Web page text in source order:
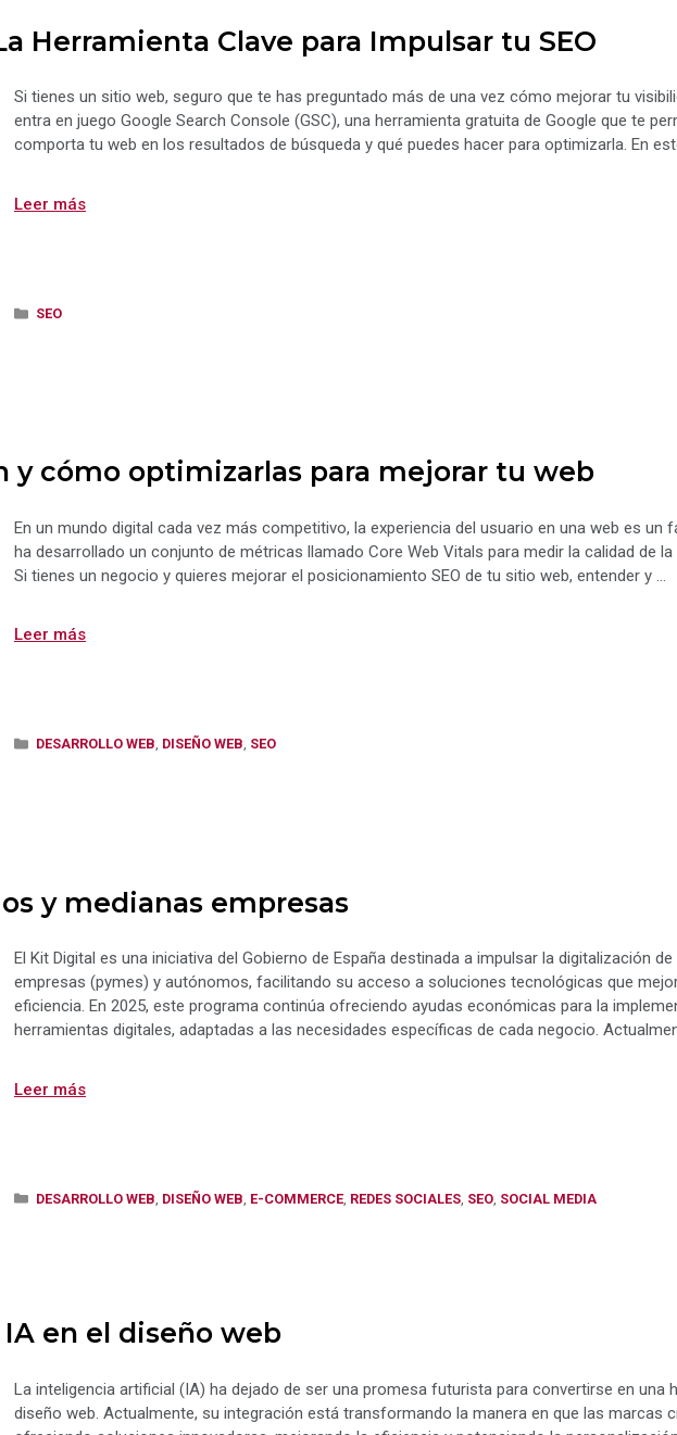
Herramienta Clave para Impulsar tu SEO
Si tienes un sitio web, seguro que te has preguntado más de una vez cómo mejorar tu
entra en juego Google Search Console (GSC), una herramienta gratuita de Google que te
comporta tu web en los resultados de búsqueda y qué puedes hacer para optimizarla. En
Leer más
Categorías
SEO
y cómo optimizarlas para mejorar tu web
En un mundo digital cada vez más competitivo, la experiencia del usuario en una web es un
ha desarrollado un conjunto de métricas llamado Core Web Vitals para medir la calidad de la
Si tienes un negocio y quieres mejorar el posicionamiento SEO de tu sitio web, entender y …
Leer más
Categorías
DESARROLLO WEB, DISEÑO WEB, SEO
y medianas empresas
El Kit Digital es una iniciativa del Gobierno de España destinada a impulsar la digitalización
empresas (pymes) y autónomos, facilitando su acceso a soluciones tecnológicas que
eficiencia. En 2025, este programa continúa ofreciendo ayudas económicas para la
herramientas digitales, adaptadas a las necesidades específicas de cada negocio.
Leer más
Categorías
DESARROLLO WEB DISEÑO WEB E-COMMERCE REDES SOCIALES SEO SOCIAL MEDIA
en el diseño web
La inteligencia artificial (IA) ha dejado de ser una promesa futurista para convertirse en una
diseño web. Actualmente, su integración está transformando la manera en que las marcas